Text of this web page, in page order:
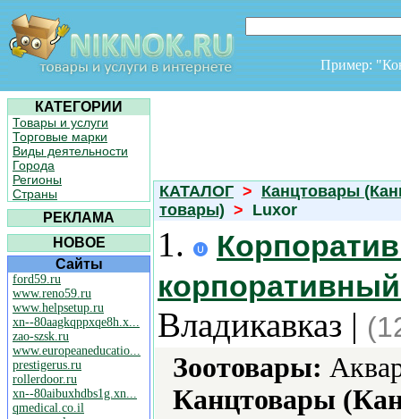
Пример:
КАТЕГОРИИ
Товары и услуги
Торговые марки
Виды деятельности
Города
Регионы
Страны
РЕКЛАМА
НОВОЕ
Сайты
ford59.ru
www.reno59.ru
www.helpsetup.ru
xn--80aagkqppxqe8h.x...
zao-szsk.ru
www.europeaneducatio...
prestigerus.ru
rollerdoor.ru
xn--80aibuxhdbs1g.xn...
qmedical.co.il
КАТАЛОГ > Канцтовары
товары) > Luxor
1.
Владикавказ |
Зоотовары:
Канцтовары